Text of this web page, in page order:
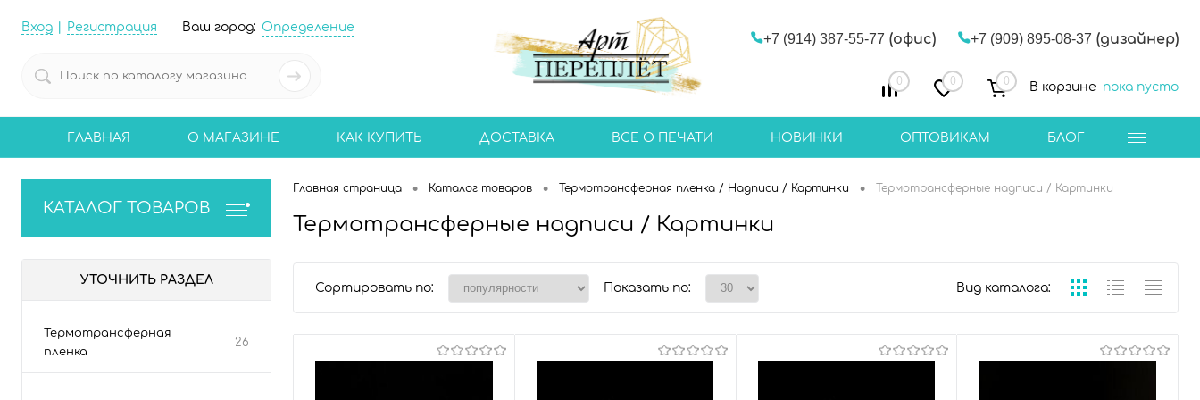
Вход Регистрация Ваш город: Определение
+7 (914) 387-55-77 (офис) +7 (909) 895-08-37 (дизайнер)
0 0 0 В корзине пока пусто
ГЛАВНАЯ О МАГАЗИНЕ КАК КУПИТЬ ДОСТАВКА ВСЕ О ПЕЧАТИ НОВИНКИ ОПТОВИКАМ БЛОГ
КАТАЛОГ ТОВАРОВ
УТОЧНИТЬ РАЗДЕЛ
Термотрансферная
пленка
26
Главная страница • Каталог товаров • Термотрансферная пленка / Надписи / Картинки • Термотрансферные надписи / Картинки
Термотрансферные надписи / Картинки
Сортировать по: Показать по: Вид каталога: